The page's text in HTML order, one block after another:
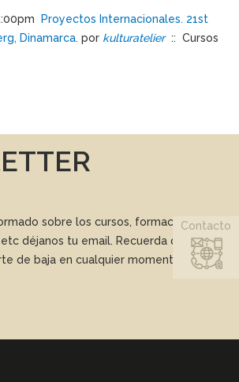
Proyectos Internacionales. 21st
Dinamarca. por kulturatelier:: Cursos
sobre los cursos, formación,
déjanos tu email. Recuerda que
de baja en cualquier momento.
Contacto